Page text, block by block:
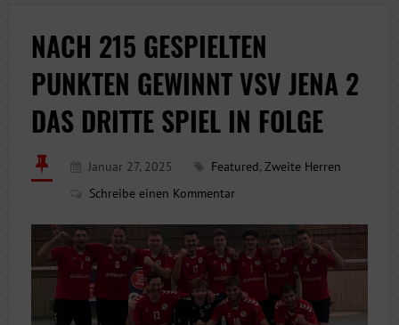
NACH 215 GESPIELTEN
PUNKTEN GEWINNT VSV JENA 2
DAS DRITTE SPIEL IN FOLGE
Januar 27, 2025 Featured, Zweite Herren
Schreibe einen Kommentar